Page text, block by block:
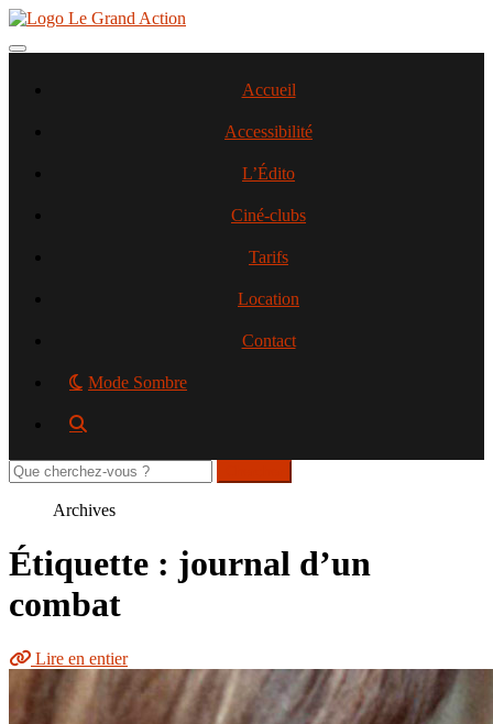
Aller
contenu
Toggle navigation
Accueil
Accessibilité
L’Édito
Ciné-clubs
Tarifs
Location
Contact
Mode Sombre
Rechercher
sur
Archives
Étiquette : journal d’un
combat
Lire en entier